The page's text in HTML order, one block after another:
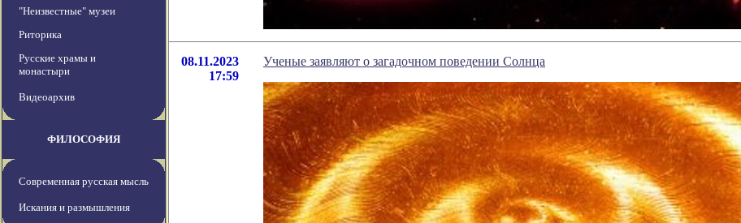
"Неизвестные" музеи
Риторика
Русские храмы и
монастыри
Видеоархив
ФИЛОСОФИЯ
Современная русская мысль
Искания и размышления
08.11.2023
17:59
Ученые заявляют о загадочном поведении Солнца